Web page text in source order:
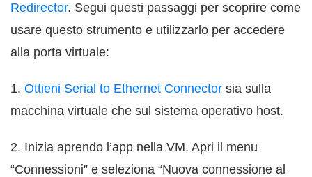
Redirector. Segui questi passaggi per scoprire come
usare questo strumento e utilizzarlo per accedere
alla porta virtuale:
1. Ottieni Serial to Ethernet Connector sia sulla
macchina virtuale che sul sistema operativo host.
2. Inizia aprendo l’app nella VM. Apri il menu
“Connessioni” e seleziona “Nuova connessione al